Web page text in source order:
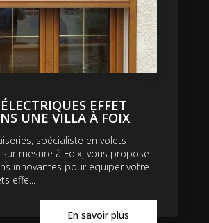
EFFET
UNE VILLA À FOIX
spécialiste en volets
mesure à Foix, vous propose
innovantes pour équiper votre
effe...
En savoir plus